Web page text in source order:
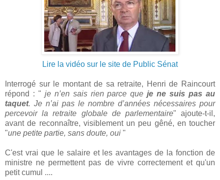
Lire la vidéo sur le site de Public Sénat
Interrogé sur le montant de sa retraite, Henri de Raincourt
répond : " je n’en sais rien parce queje ne suis pas au
taquet. Je n’ai pas le nombre d’années nécessaires pour
percevoir la retraite globale de parlementaire" ajoute-t-il,
avant de reconnaître, visiblement un peu gêné, en toucher
"une petite partie, sans doute, oui "
C'est vrai que le salaire et les avantages de la fonction de
ministre ne permettent pas de vivre correctement et qu'un
petit cumul ....